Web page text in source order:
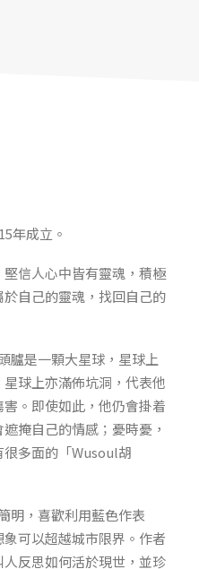
年成立。
信人心中皆有靈魂，積極
自己的靈魂，找回自己的
臚是一顆大星球，星球上
球上亦滿佈坑洞，代表他
。即使如此，他仍會掛着
掩自己的情感；憂時憂，
多面的「Wusoul胡
明，喜歡利用藍色作表
可以超越城市限界。作者
反思如何活於現世，並珍